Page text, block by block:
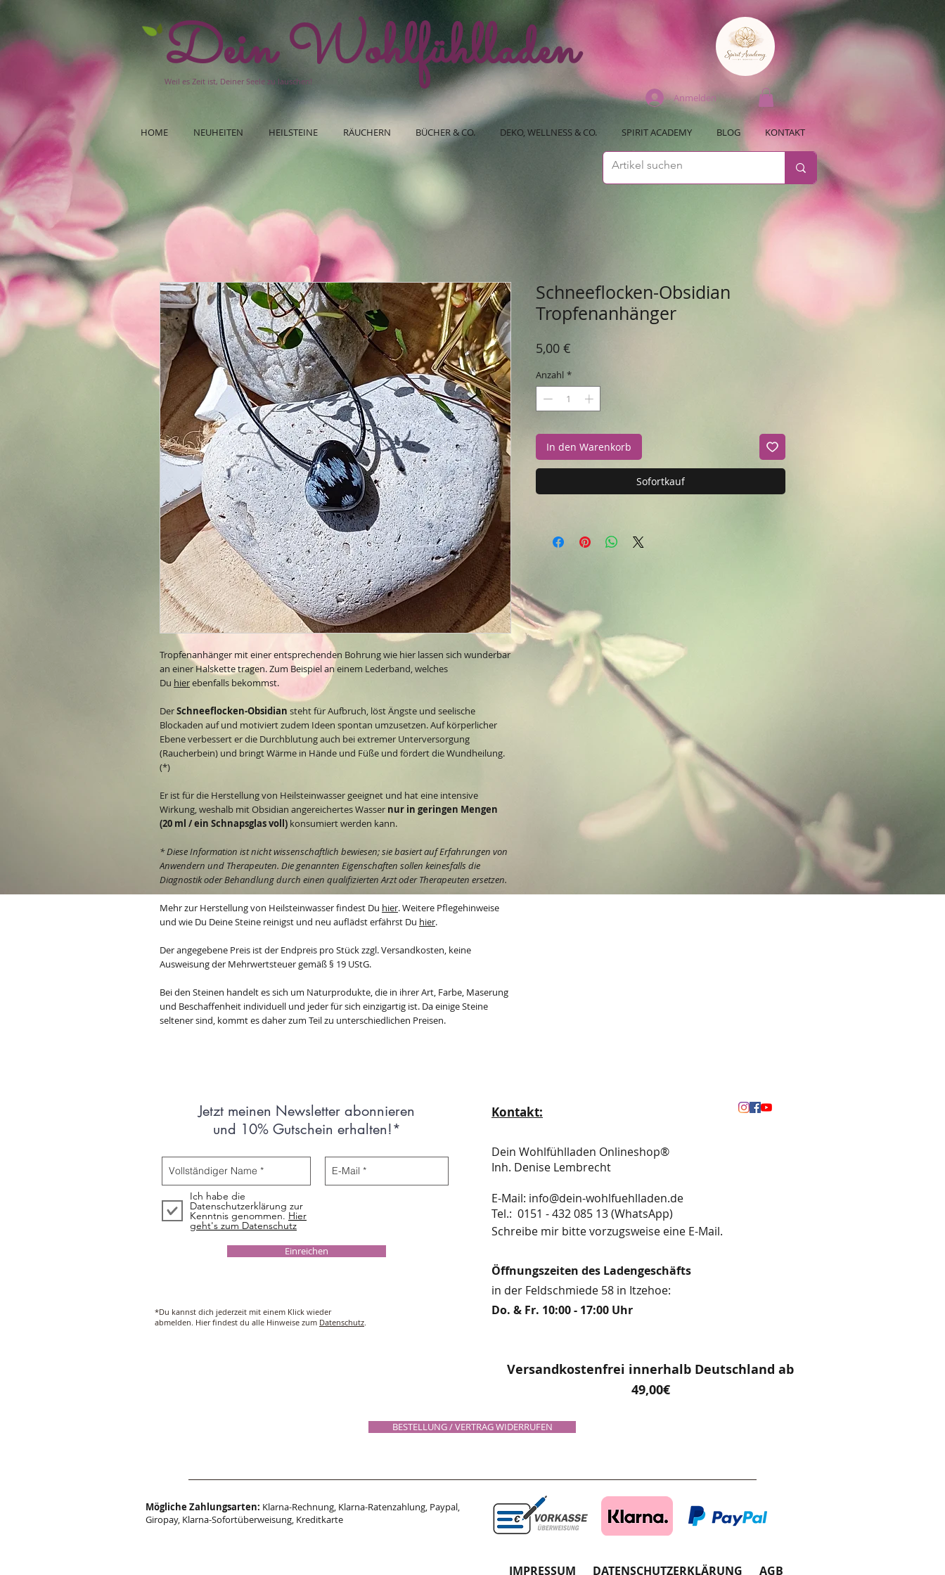
Dein Wohlfühlladen
Weil es Zeit ist, Deiner Seele zu lauschen!
Anmelden
HOME NEUHEITEN HEILSTEINE RÄUCHERN BÜCHER & CO. DEKO, WELLNESS & CO. SPIRIT ACADEMY BLOG KONTAKT
Tropfenanhänger mit einer entsprechenden Bohrung wie hier lassen sich wunderbar
an einer Halskette tragen. Zum Beispiel an einem Lederband, welches
Du hierebenfalls bekommst.
DerSchneeflocken-Obsidian steht für Aufbruch, löst Ängste und seelische
Blockaden auf und motiviert zudem Ideen spontan umzusetzen. Auf körperlicher
Ebene verbessert er die Durchblutung auch bei extremer Unterversorgung
(Raucherbein) und bringt Wärme in Hände und Füße und fördert die Wundheilung.
(*)
Er ist für die Herstellung von Heilsteinwasser geeignet und hat eine intensive
Wirkung, weshalb mit Obsidian angereichertes Wasser nur in geringen Mengen
(20 ml / ein Schnapsglas voll) konsumiert werden kann.
* Diese Information ist nicht wissenschaftlich bewiesen; sie basiert auf Erfahrungen von
Anwendern und Therapeuten. Die genannten Eigenschaften sollen keinesfalls die
Diagnostik oder Behandlung durch einen qualifizierten Arzt oder Therapeuten ersetzen.
Mehr zur Herstellung von Heilsteinwasser findest Du hier. Weitere Pflegehinweise
und wie Du Deine Steine reinigst und neu auflädst erfährst Du hier.
Der angegebene Preis ist der Endpreis pro Stück zzgl. Versandkosten, keine
Ausweisung der Mehrwertsteuer gemäß § 19 UStG.
Bei den Steinen handelt es sich um Naturprodukte, die in ihrer Art, Farbe, Maserung
und Beschaffenheit individuell und jeder für sich einzigartig ist. Da einige Steine
seltener sind, kommt es daher zum Teil zu unterschiedlichen Preisen.
Schneeflocken-Obsidian
Tropfenanhänger
5,00 €
Anzahl *
In den Warenkorb
Sofortkauf
Jetzt meinen Newsletter abonnieren
und 10% Gutschein erhalten!*
Ich habe die
Datenschutzerklärung zur
Kenntnis genommen. Hier
geht's zum Datenschutz
Einreichen
*Du kannst dich jederzeit mit einem Klick wieder
abmelden. Hier findest du alle Hinweise zum Datenschutz.
Kontakt:
Dein Wohlfühlladen Onlineshop®
Inh. Denise Lembrecht
E-Mail: info@dein-wohlfuehlladen.de
​​​​​​​​​​​​​​​​​​​​Tel.: 0151 - 432 085 13 (WhatsApp)
Schreibe mir bitte vorzugsweise eine E-Mail.
Öffnungszeiten des Ladengeschäfts
in der Feldschmiede 58 in Itzehoe:
Do. & Fr. 10:00 - 17:00 Uhr
Versandkostenfrei innerhalb Deutschland ab
49,00€
BESTELLUNG / VERTRAG WIDERRUFEN
Mögliche Zahlungsarten: Klarna-Rechnung, Klarna-Ratenzahlung, Paypal,
Giropay, Klarna-Sofortüberweisung, Kreditkarte
IMPRESSUM DATENSCHUTZERKLÄRUNG AGB